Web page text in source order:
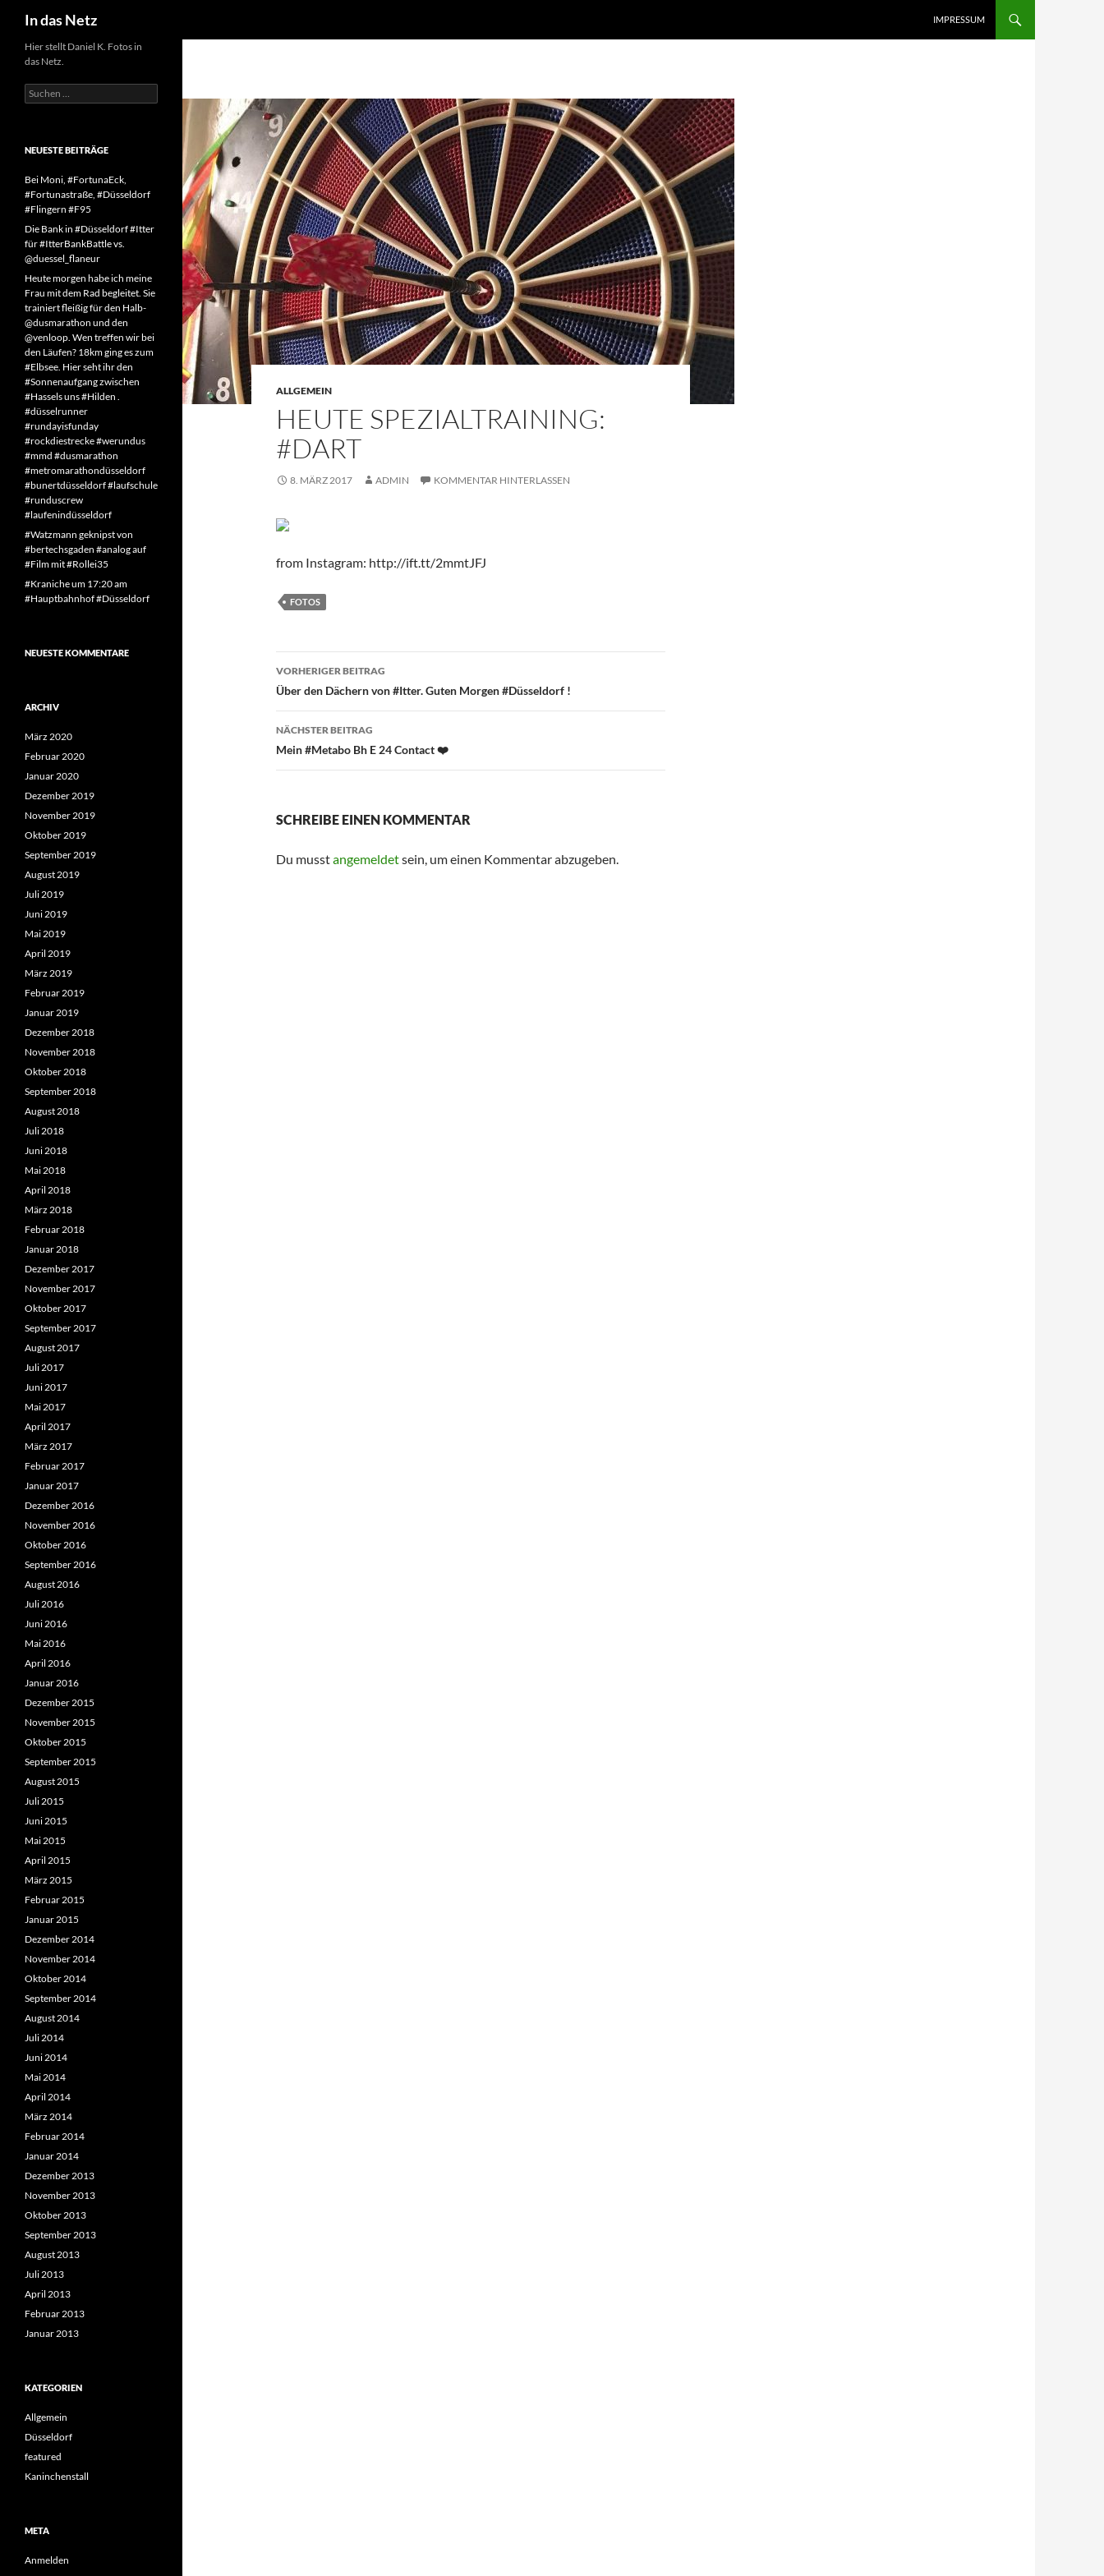
Inhalt
springen
In das Netz IMPRESSUM
ALLGEMEIN
HEUTE SPEZIALTRAINING:
#DART
8. MÄRZ 2017 ADMIN KOMMENTAR HINTERLASSEN
from Instagram: http://ift.tt/2mmtJFJ
FOTOS
Beitragsnavigation
VORHERIGER BEITRAG
Über den Dächern von #Itter. Guten Morgen #Düsseldorf !
NÄCHSTER BEITRAG
Mein #Metabo Bh E 24 Contact ❤️
SCHREIBE EINEN KOMMENTAR
Du musstangemeldetsein, um einen Kommentar abzugeben.
Hier stellt Daniel K. Fotos in
das Netz.
Suchen
nach:
NEUESTE BEITRÄGE
Bei Moni, #FortunaEck,
#Fortunastraße, #Düsseldorf
#Flingern #F95
Die Bank in #Düsseldorf #Itter
für #ItterBankBattle vs.
@duessel_flaneur
Heute morgen habe ich meine
Frau mit dem Rad begleitet. Sie
trainiert fleißig für den Halb-
@dusmarathon und den
@venloop. Wen treffen wir bei
den Läufen? 18km ging es zum
#Elbsee. Hier seht ihr den
#Sonnenaufgang zwischen
#Hassels uns #Hilden .
#düsselrunner
#rundayisfunday
#rockdiestrecke #werundus
#mmd #dusmarathon
#metromarathondüsseldorf
#bunertdüsseldorf #laufschule
#runduscrew
#laufenindüsseldorf
#Watzmann geknipst von
#bertechsgaden #analog auf
#Film mit #Rollei35
#Kraniche um 17:20 am
#Hauptbahnhof #Düsseldorf
NEUESTE KOMMENTARE
ARCHIV
März 2020
Februar 2020
Januar 2020
Dezember 2019
November 2019
Oktober 2019
September 2019
August 2019
Juli 2019
Juni 2019
Mai 2019
April 2019
März 2019
Februar 2019
Januar 2019
Dezember 2018
November 2018
Oktober 2018
September 2018
August 2018
Juli 2018
Juni 2018
Mai 2018
April 2018
März 2018
Februar 2018
Januar 2018
Dezember 2017
November 2017
Oktober 2017
September 2017
August 2017
Juli 2017
Juni 2017
Mai 2017
April 2017
März 2017
Februar 2017
Januar 2017
Dezember 2016
November 2016
Oktober 2016
September 2016
August 2016
Juli 2016
Juni 2016
Mai 2016
April 2016
Januar 2016
Dezember 2015
November 2015
Oktober 2015
September 2015
August 2015
Juli 2015
Juni 2015
Mai 2015
April 2015
März 2015
Februar 2015
Januar 2015
Dezember 2014
November 2014
Oktober 2014
September 2014
August 2014
Juli 2014
Juni 2014
Mai 2014
April 2014
März 2014
Februar 2014
Januar 2014
Dezember 2013
November 2013
Oktober 2013
September 2013
August 2013
Juli 2013
April 2013
Februar 2013
Januar 2013
KATEGORIEN
Allgemein
Düsseldorf
featured
Kaninchenstall
META
Anmelden